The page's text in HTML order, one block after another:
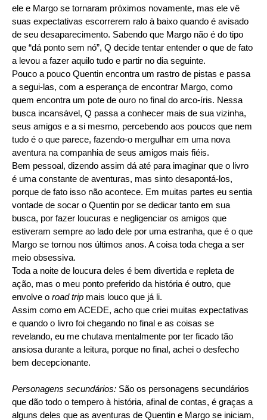
ele e Margo se tornaram próximos novamente, mas ele vê
suas expectativas escorrerem ralo à baixo quando é avisado
de seu desaparecimento. Sabendo que Margo não é do tipo
que “dá ponto sem nó”, Q decide tentar entender o que de fato
a levou a fazer aquilo tudo e partir no dia seguinte.
Pouco a pouco Quentin encontra um rastro de pistas e passa
a segui-las, com a esperança de encontrar Margo, como
quem encontra um pote de ouro no final do arco-íris. Nessa
busca incansável, Q passa a conhecer mais de sua vizinha,
seus amigos e a si mesmo, percebendo aos poucos que nem
tudo é o que parece, fazendo-o mergulhar em uma nova
aventura na companhia de seus amigos mais fiéis.
Bem pessoal, dizendo assim dá até para imaginar que o livro
é uma constante de aventuras, mas sinto desapontá-los,
porque de fato isso não acontece. Em muitas partes eu sentia
vontade de socar o Quentin por se dedicar tanto em sua
busca, por fazer loucuras e negligenciar os amigos que
estiveram sempre ao lado dele por uma estranha, que é o que
Margo se tornou nos últimos anos. A coisa toda chega a ser
meio obsessiva.
Toda a noite de loucura deles é bem divertida e repleta de
ação, mas o meu ponto preferido da história é outro, que
envolve o road trip mais louco que já li.
Assim como em ACEDE, acho que criei muitas expectativas
e quando o livro foi chegando no final e as coisas se
revelando, eu me chutava mentalmente por ter ficado tão
ansiosa durante a leitura, porque no final, achei o desfecho
bem decepcionante.
Personagens secundários: São os personagens secundários
que dão todo o tempero à história, afinal de contas, é graças a
alguns deles que as aventuras de Quentin e Margo se iniciam,